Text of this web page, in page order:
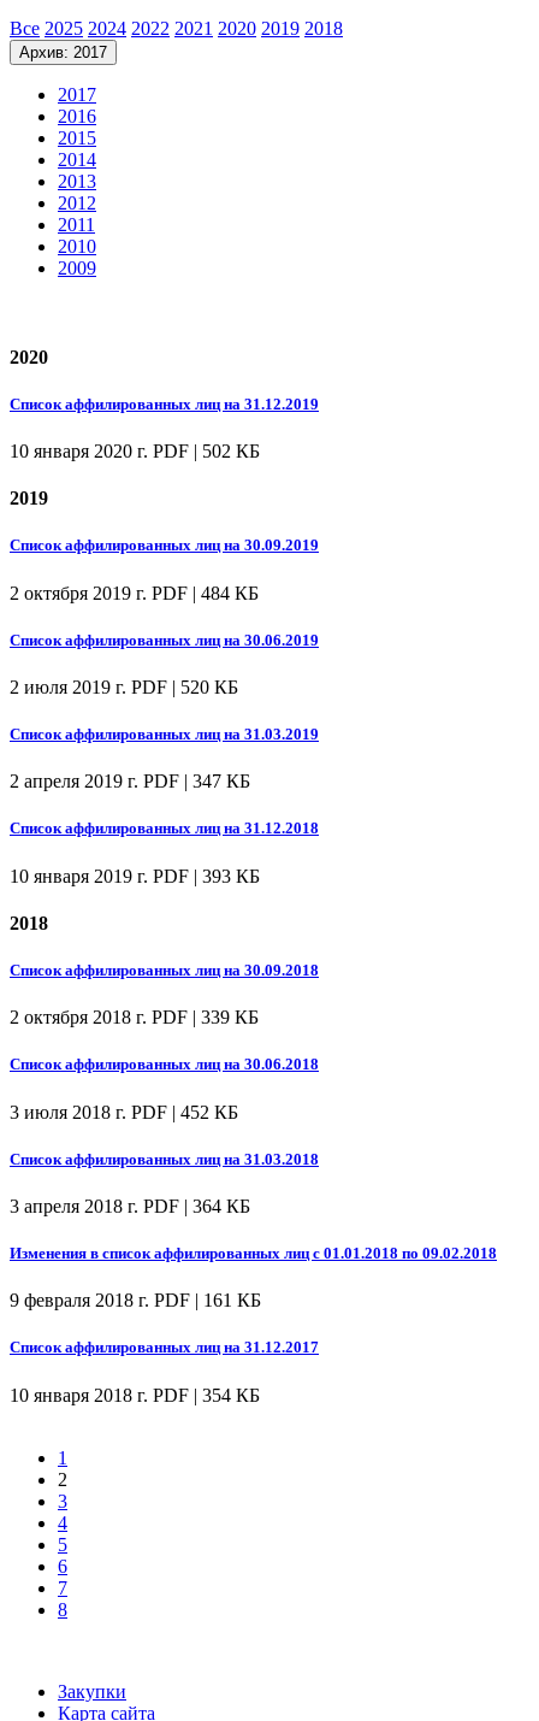
Все 2025 2024 2022 2021 2020 2019 2018
Архив: 2017
2017
2016
2015
2014
2013
2012
2011
2010
2009
2020
Список аффилированных лиц на 31.12.2019
10 января 2020 г. PDF | 502 КБ
2019
Список аффилированных лиц на 30.09.2019
2 октября 2019 г. PDF | 484 КБ
Список аффилированных лиц на 30.06.2019
2 июля 2019 г. PDF | 520 КБ
Список аффилированных лиц на 31.03.2019
2 апреля 2019 г. PDF | 347 КБ
Список аффилированных лиц на 31.12.2018
10 января 2019 г. PDF | 393 КБ
2018
Список аффилированных лиц на 30.09.2018
2 октября 2018 г. PDF | 339 КБ
Список аффилированных лиц на 30.06.2018
3 июля 2018 г. PDF | 452 КБ
Список аффилированных лиц на 31.03.2018
3 апреля 2018 г. PDF | 364 КБ
Изменения в список аффилированных лиц с 01.01.2018 по 09.02.2018
9 февраля 2018 г. PDF | 161 КБ
Список аффилированных лиц на 31.12.2017
10 января 2018 г. PDF | 354 КБ
1
2
3
4
5
6
7
8
Закупки
Карта сайта